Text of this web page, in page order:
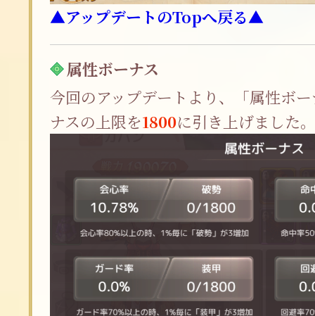
▲アップデートのTopへ戻る▲
属性ボーナス
今回のアップデートより、「属性ボ
ナスの上限を1800に引き上げました